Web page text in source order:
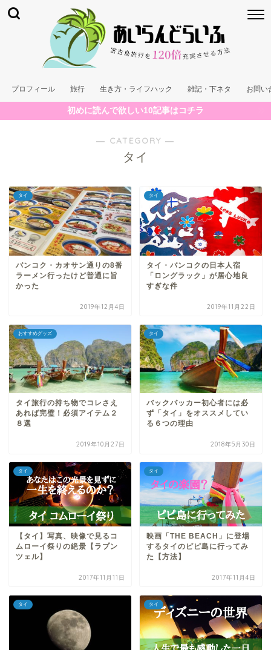
プロフィール 旅行 生き方・ライフハック 雑記・下ネタ お問い
初めに読んで欲しい10記事はコチラ
― CATEGORY ―
タイ
タイ
バンコク・カオサン通りの8番
ラーメン行ったけど普通に旨
かった
2019年12月4日
タイ
タイ・バンコクの日本人宿
「ロングラック」が居心地良
すぎな件
2019年11月22日
おすすめグッズ
タイ旅行の持ち物でコレさえ
あれば完璧！必須アイテム２
８選
2019年10月27日
タイ
バックパッカー初心者には必
ず「タイ」をオススメしてい
る６つの理由
2018年5月30日
タイ
【タイ】写真、映像で見るコ
ムローイ祭りの絶景【ラプン
ツェル】
2017年11月11日
タイ
映画「THE BEACH」に登場
するタイのピピ島に行ってみ
た【方法】
2017年11月4日
タイ タイ